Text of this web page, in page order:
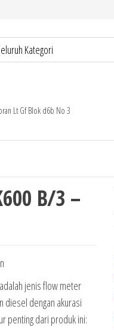
Lt Gf Blok d6b No 3
B/3 –
jenis flow meter
diesel dengan akurasi
penting dari produk ini: